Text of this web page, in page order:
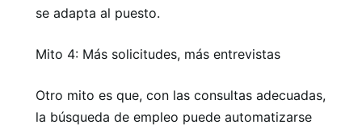
se adapta al puesto.
Mito 4: Más solicitudes, más entrevistas
Otro mito es que, con las consultas adecuadas,
la búsqueda de empleo puede automatizarse